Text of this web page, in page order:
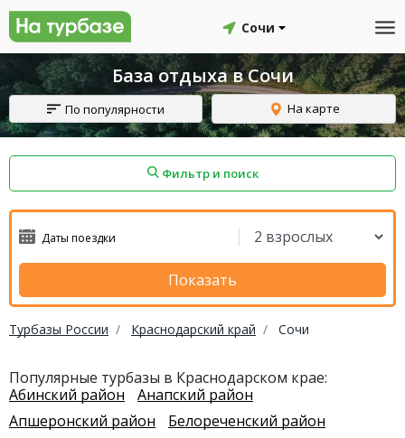
Сочи
База отдыха в Сочи
По популярности На карте
Фильтр и поиск
Показать
Турбазы России Краснодарский край Сочи
Популярные турбазы в Краснодарском крае:
Абинский район
Анапский район
Апшеронский район
Белореченский район
Смоленский район Топчихинский район
Красноборский район
Онежский район
Северодвинск Устьянский район